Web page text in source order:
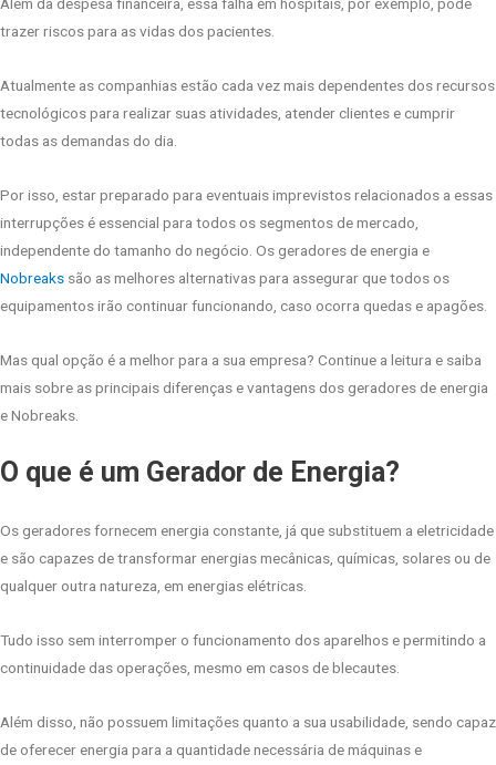
trazer riscos para as vidas dos pacientes.
Atualmente as companhias estão cada vez mais dependentes dos recursos
tecnológicos para realizar suas atividades, atender clientes e cumprir
todas as demandas do dia.
Por isso, estar preparado para eventuais imprevistos relacionados a essas
interrupções é essencial para todos os segmentos de mercado,
independente do tamanho do negócio. Os geradores de energia e
Nobreaks são as melhores alternativas para assegurar que todos os
equipamentos irão continuar funcionando, caso ocorra quedas e apagões.
Mas qual opção é a melhor para a sua empresa? Continue a leitura e saiba
mais sobre as principais diferenças e vantagens dos geradores de energia
e Nobreaks.
O que é um Gerador de Energia?
Os geradores fornecem energia constante, já que substituem a eletricidade
e são capazes de transformar energias mecânicas, químicas, solares ou de
qualquer outra natureza, em energias elétricas.
Tudo isso sem interromper o funcionamento dos aparelhos e permitindo a
continuidade das operações, mesmo em casos de blecautes.
Além disso, não possuem limitações quanto a sua usabilidade, sendo capaz
de oferecer energia para a quantidade necessária de máquinas e